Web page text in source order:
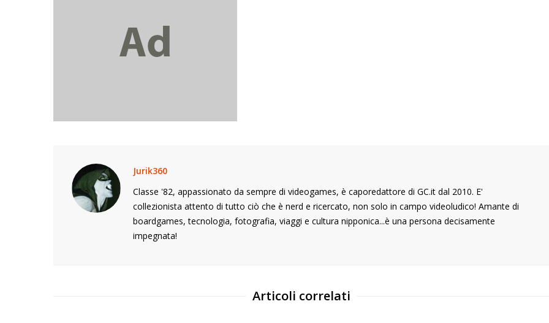
Jurik360
Classe '82, appassionato da sempre di videogames, è caporedattore di GC.it dal 2010. E'
collezionista attento di tutto ciò che è nerd e ricercato, non solo in campo videoludico! Amante di
boardgames, tecnologia, fotografia, viaggi e cultura nipponica...è una persona decisamente
impegnata!
Articoli correlati